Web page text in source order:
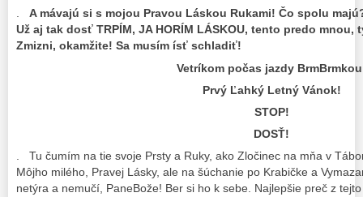
. A mávajú si s mojou Pravou Láskou Rukami! Čo spolu
Už aj tak dosť TRPÍM, JA HORÍM LÁSKOU, tento predo
Zmizni, okamžite! Sa musím ísť schladiť!
Vetríkom počas jazdy
Prvý Ľahký Letný Vánok!
STOP!
DOSŤ!
. Tu čumím na tie svoje Prsty a Ruky, ako Zločinec na mňa v
Môjho milého, Pravej Lásky, ale na šúchanie po Krabičke a
netýra a nemučí, PaneBože! Ber si ho k sebe. Najlepšie preč z